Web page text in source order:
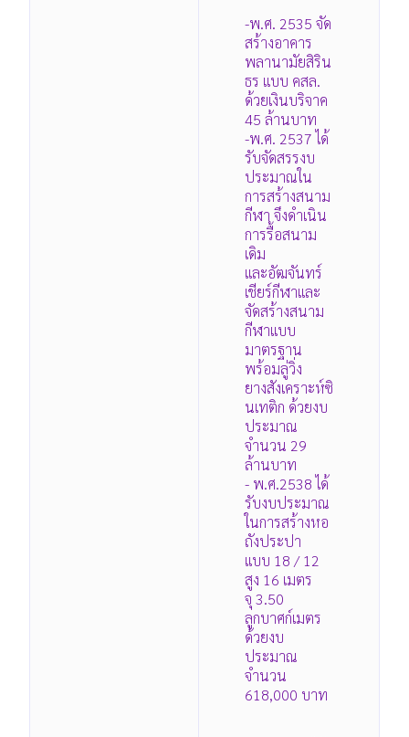
-พ.ศ. 2535 จัด
สร้างอาคาร
พลานามัยสิริน
ธร แบบ คสล.
ด้วยเงินบริจาค
45 ล้านบาท
-พ.ศ. 2537 ได้
รับจัดสรรงบ
ประมาณใน
การสร้างสนาม
กีฬา จึงดำเนิน
การรื้อสนาม
เดิม
และอัฒจันทร์
เชียร์กีฬาและ
จัดสร้างสนาม
กีฬาแบบ
มาตรฐาน
พร้อมลู่วิ่ง
ยางสังเคราะห์ซิ
นเทติก ด้วยงบ
ประมาณ
จำนวน 29
ล้านบาท
- พ.ศ.2538 ได้
รับงบประมาณ
ในการสร้างหอ
ถังประปา
แบบ 18 / 12
สูง 16 เมตร
จุ 3.50
ลูกบาศก์เมตร
ด้วยงบ
ประมาณ
จำนวน
618,000 บาท